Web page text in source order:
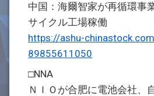
中国：海爾智家が再循環事
サイクル工場稼働
https://ashu-
89855611050
□NNA
ＮＩＯが合肥に電池会社、